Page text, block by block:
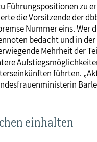
Führungspositionen zu
die Vorsitzende der
Nummer eins.
bedacht und in
Mehrheit der
führten.
einhalten